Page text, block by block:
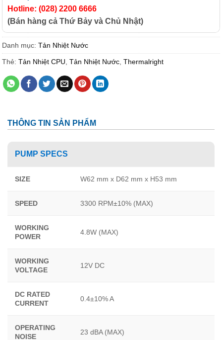
Hotline: (028) 2200 6666
(Bán hàng cả Thứ Bảy và Chủ Nhật)
Danh mục: Tản Nhiệt Nước
Thẻ: Tản Nhiệt CPU Tản Nhiệt Nước Thermalright
THÔNG TIN SẢN PHẨM
PUMP SPECS
SIZE W62 mm x D62 mm x H53 mm
SPEED 3300 RPM±10% (MAX)
WORKING
POWER
4.8W (MAX)
WORKING
VOLTAGE
12V DC
DC RATED
CURRENT
0.4±10% A
OPERATING
NOISE
23 dBA (MAX)